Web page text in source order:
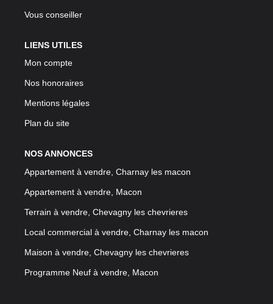
Vous conseiller
LIENS UTILES
Mon compte
Nos honoraires
Mentions légales
Plan du site
NOS ANNONCES
Appartement à vendre, Charnay les macon
Appartement à vendre, Macon
Terrain à vendre, Chevagny les chevrieres
Local commercial à vendre, Charnay les macon
Maison à vendre, Chevagny les chevrieres
Programme Neuf à vendre, Macon